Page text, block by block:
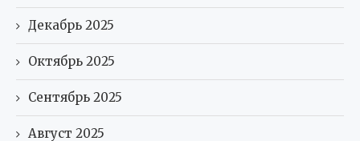
Декабрь 2025
Октябрь 2025
Сентябрь 2025
Август 2025